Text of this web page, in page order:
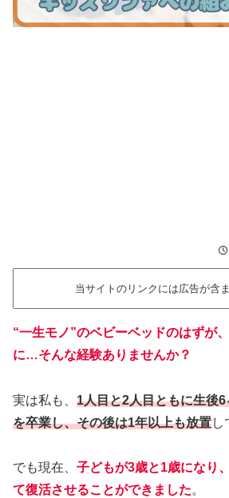
当サイトのリンクには広告が含
“一生モノ”のベビーベッドのはずが
に…そんな経験ありませんか？
実は私も、 1人目と2人目ともに生後
を卒業し、その後は1年以上も放置し
でも現在、 子どもが3歳と1歳になり
て復活させることができました。